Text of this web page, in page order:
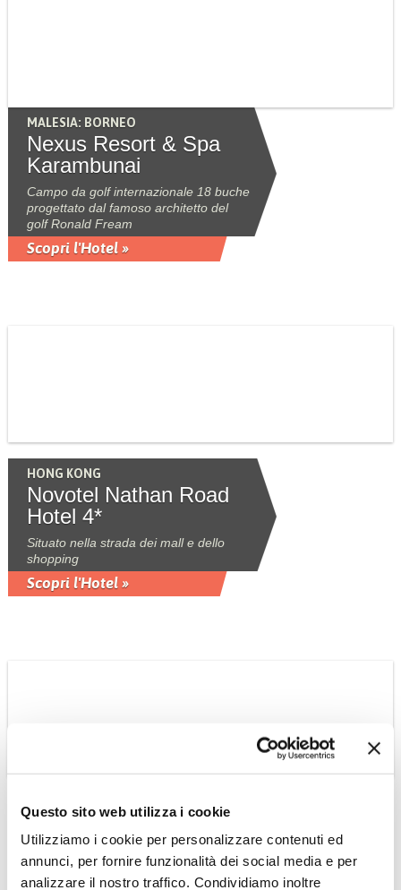
Questo sito web utilizza i cookie
Utilizziamo i cookie per personalizzare contenuti ed
annunci, per fornire funzionalità dei social media e per
analizzare il nostro traffico. Condividiamo inoltre
MALESIA: BORNEO
Nexus Resort & Spa
Karambunai
Campo da golf internazionale 18 buche
progettato dal famoso architetto del
golf Ronald Fream
Scopri l'Hotel »
HONG KONG
Novotel Nathan Road
Hotel 4*
Situato nella strada dei mall e dello
shopping
Scopri l'Hotel »
Nusa Dua Beach Hotel
& spa 4*sup